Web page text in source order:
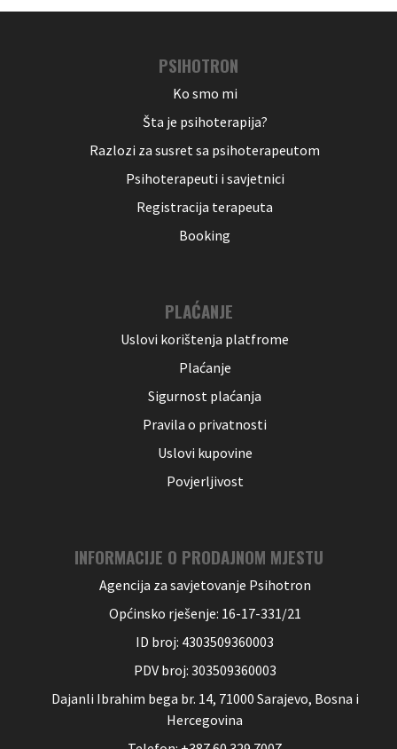
PSIHOTRON
Ko smo mi
Šta je psihoterapija?
Razlozi za susret sa psihoterapeutom
Psihoterapeuti i savjetnici
Registracija terapeuta
Booking
PLAĆANJE
Uslovi korištenja platfrome
Plaćanje
Sigurnost plaćanja
Pravila o privatnosti
Uslovi kupovine
Povjerljivost
INFORMACIJE O PRODAJNOM MJESTU
Agencija za savjetovanje Psihotron
Općinsko rješenje: 16-17-331/21
ID broj: 4303509360003
PDV broj: 303509360003
Dajanli Ibrahim bega br. 14, 71000 Sarajevo, Bosna i
Hercegovina